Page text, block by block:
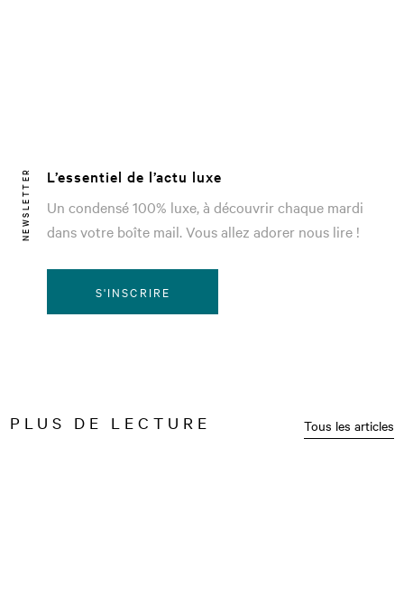
NEWSLETTER
L’essentiel de l’actu luxe
Un condensé 100% luxe, à découvrir chaque mardi
dans votre boîte mail. Vous allez adorer nous lire !
S'INSCRIRE
PLUS DE LECTURE Tous les articles